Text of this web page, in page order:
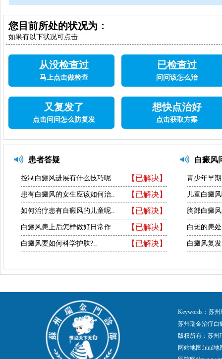
您目前所处的状况为：
如果有以下状况可点击
从没检查过
马上点击做检查
已检查过
问问该怎么治
又复发了
点击问问怎么防复发
想快点治好
点击获取方案
患者答疑
【已解决】
控制白癜风进展有什么技巧呢..
【已解决】
患有白癜风的女生应该如何治..
【已解决】
如何治疗患有白癜风的儿童呢..
【已解决】
白癜风患上后怎样做好日常作..
【已解决】
白癜风要如何科学护肤?..
白癜风
青少年早
儿童白癜
胸部白癜
白斑的患
白癜风复
Keywords：苏
苏州瑞金治疗白
版权所有：苏
网站地图:html地